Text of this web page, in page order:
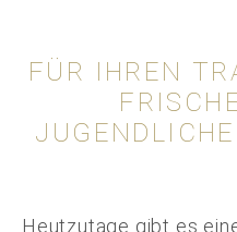
FÜR IHREN
Heutzutage gibt es